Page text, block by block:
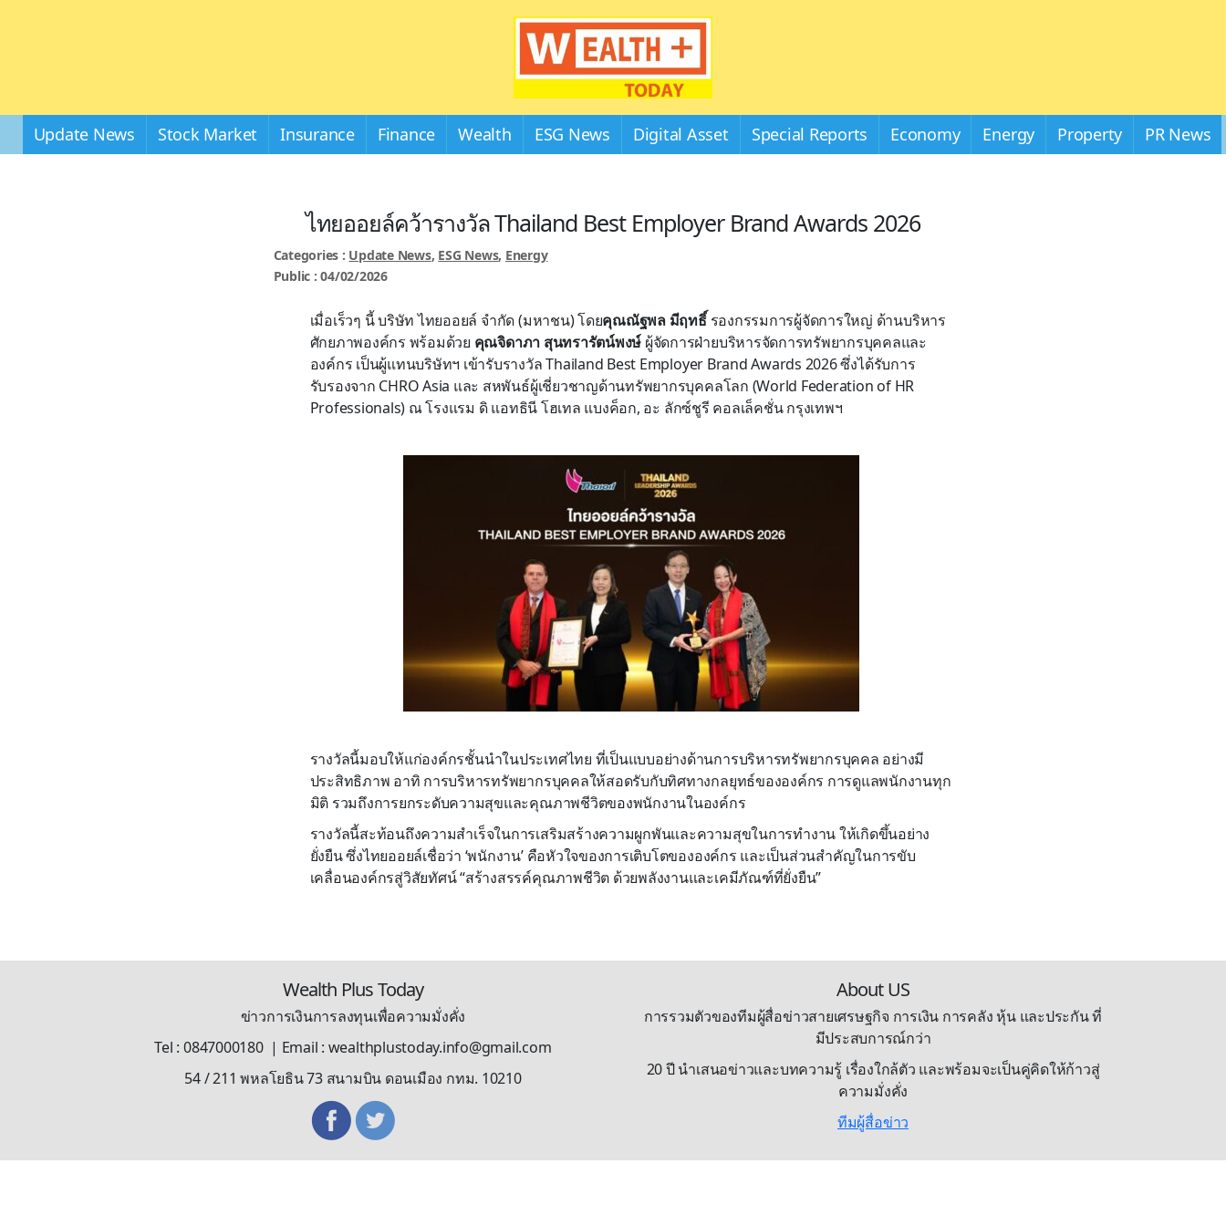
Update News Stock Market Insurance Finance Wealth ESG News Digital Asset Special Reports Economy Energy Property PR News
ไทยออยล์คว้ารางวัล Thailand Best Employer Brand Awards 2026
Categories : Update News, ESG News, Energy
Public : 04/02/2026
เมื่อเร็วๆ นี้ บริษัท ไทยออยล์ จำกัด (มหาชน) โดยคุณณัฐพล มีฤทธิ์รองกรรมการผู้จัดการใหญ่ ด้านบริหาร
ศักยภาพองค์กร พร้อมด้วย คุณจิดาภา สุนทรารัตน์พงษ์ ผู้จัดการฝ่ายบริหารจัดการทรัพยากรบุคคลและ
องค์กร เป็นผู้แทนบริษัทฯ เข้ารับรางวัล Thailand Best Employer Brand Awards 2026 ซึ่งได้รับการ
รับรองจาก CHRO Asia และ สหพันธ์ผู้เชี่ยวชาญด้านทรัพยากรบุคคลโลก (World Federation of HR
Professionals) ณ โรงแรม ดิ แอทธินี โฮเทล แบงค็อก, อะ ลักซ์ชูรี คอลเล็คชั่น กรุงเทพฯ
รางวัลนี้มอบให้แก่องค์กรชั้นนำในประเทศไทย ที่เป็นแบบอย่างด้านการบริหารทรัพยากรบุคคล อย่างมี
ประสิทธิภาพ อาทิ การบริหารทรัพยากรบุคคลให้สอดรับกับทิศทางกลยุทธ์ขององค์กร การดูแลพนักงานทุก
มิติ รวมถึงการยกระดับความสุขและคุณภาพชีวิตของพนักงานในองค์กร
รางวัลนี้สะท้อนถึงความสำเร็จในการเสริมสร้างความผูกพันและความสุขในการทำงาน ให้เกิดขึ้นอย่าง
ยั่งยืน ซึ่งไทยออยล์เชื่อว่า ‘พนักงาน’ คือหัวใจของการเติบโตขององค์กร และเป็นส่วนสำคัญในการขับ
เคลื่อนองค์กรสู่วิสัยทัศน์ “สร้างสรรค์คุณภาพชีวิต ด้วยพลังงานและเคมีภัณฑ์ที่ยั่งยืน”
Wealth Plus Today
ข่าวการเงินการลงทุนเพื่อความมั่งคั่ง
Tel : 0847000180 | Email : wealthplustoday.info@gmail.com
54 / 211 พหลโยธิน 73 สนามบิน ดอนเมือง กทม. 10210
About US
การรวมตัวของทีมผู้สื่อข่าวสายเศรษฐกิจ การเงิน การคลัง หุ้น และประกัน ที่
มีประสบการณ์กว่า
20 ปี นำเสนอข่าวและบทความรู้ เรื่องใกล้ตัว และพร้อมจะเป็นคู่คิดให้ก้าวสู่
ความมั่งคั่ง
ทีมผู้สื่อข่าว